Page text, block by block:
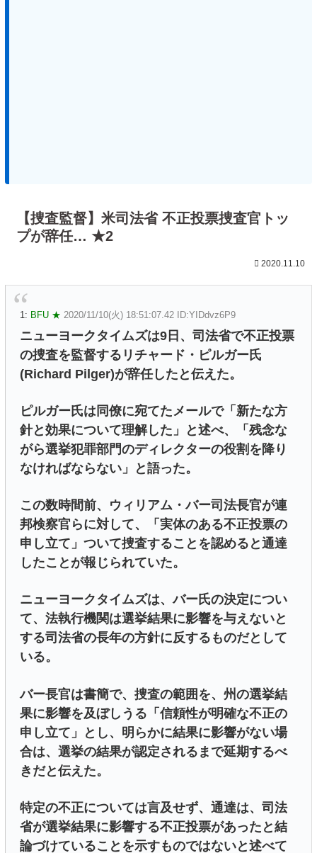
【捜査監督】米司法省 不正投票捜査官トッ
プが辞任… ★2
2020.11.10
1: BFU ★ 2020/11/10(火) 18:51:07.42 ID:YIDdvz6P9
ニューヨークタイムズは9日、司法省で不正投票
の捜査を監督するリチャード・ピルガー氏
(Richard Pilger)が辞任したと伝えた。
ピルガー氏は同僚に宛てたメールで「新たな方
針と効果について理解した」と述べ、「残念な
がら選挙犯罪部門のディレクターの役割を降り
なければならない」と語った。
この数時間前、ウィリアム・バー司法長官が連
邦検察官らに対して、「実体のある不正投票の
申し立て」ついて捜査することを認めると通達
したことが報じられていた。
ニューヨークタイムズは、バー氏の決定につい
て、法執行機関は選挙結果に影響を与えないと
する司法省の長年の方針に反するものだとして
いる。
バー長官は書簡で、捜査の範囲を、州の選挙結
果に影響を及ぼしうる「信頼性が明確な不正の
申し立て」とし、明らかに結果に影響がない場
合は、選挙の結果が認定されるまで延期するべ
きだと伝えた。
特定の不正については言及せず、通達は、司法
省が選挙結果に影響する不正投票があったと結
論づけていることを示すものではないと述べて